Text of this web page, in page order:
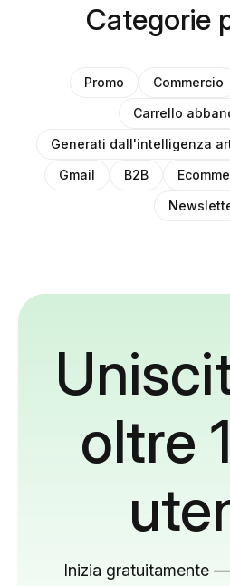
Categorie
Promo Commercio
Carrello
Generati dall'intelligenza
Gmail
B2B
oltre
Inizia gratuitamente —